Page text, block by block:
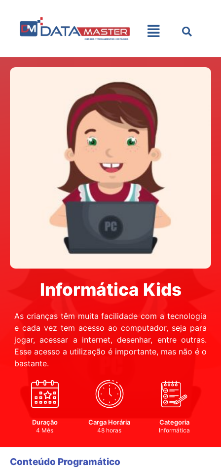
Informática Kids
As crianças têm muita facilidade com a tecnologia
e cada vez tem acesso ao computador, seja para
jogar, acessar a internet, desenhar, entre outras.
Esse acesso a utilização é importante, mas não é o
bastante.
Duração
4 Mês
Carga Horária
48 horas
Categoria
Informática
Conteúdo Programático